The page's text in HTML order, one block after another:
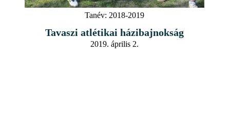
Tanév: 2018-2019
Tavaszi atlétikai házibajnokság
2019. április 2.